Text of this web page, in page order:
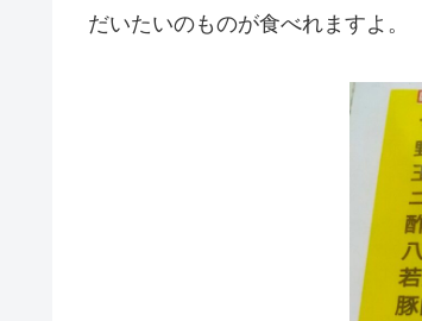
だいたいのものが食べれますよ。